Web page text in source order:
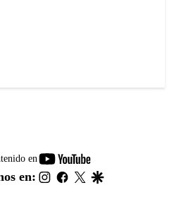
en
youtube-
footer
en: instagram
facebook
twitter